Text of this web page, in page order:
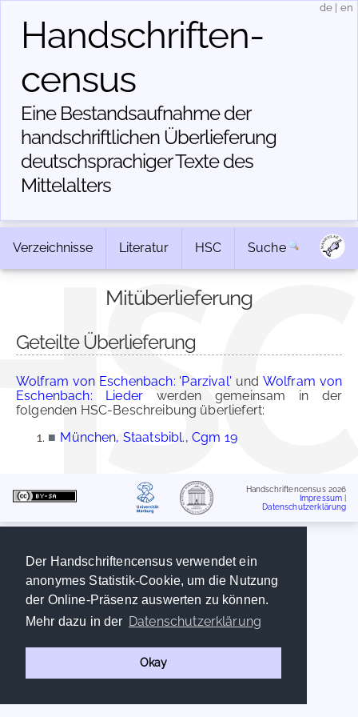
Der Handschriftencensus verwendet ein
anonymes Statistik-Cookie, um die Nutzung
der Online-Präsenz auswerten zu können.
Mehr dazu in der Datenschutzerklärung
Okay
Handschriften­
census
Eine Bestandsaufnahme der
handschriftlichen Über­lieferung
deutschsprachiger Texte des
Mittelalters
de en
Verzeichnisse Literatur HSC Suche
Mitüberlieferung
Geteilte Überlieferung
Wolfram von Eschenbach: 'Parzival' und Wolfram von
Eschenbach: Lieder werden gemeinsam in der
folgenden HSC-Beschreibung überliefert:
■ München, Staatsbibl., Cgm 19
Handschriftencensus 2026
Impressum
Datenschutzerklärung